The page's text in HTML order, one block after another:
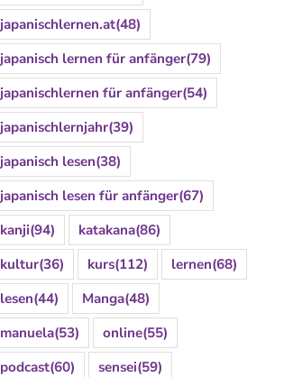
japanischlernen.at(48)
japanisch lernen für anfänger(79)
japanischlernen für anfänger(54)
japanischlernjahr(39)
japanisch lesen(38)
japanisch lesen für anfänger(67)
kanji(94) katakana(86)
kultur(36) kurs(112) lernen(68)
lesen(44) Manga(48)
manuela(53) online(55)
podcast(60) sensei(59)